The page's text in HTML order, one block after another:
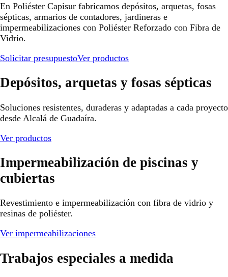
En Poliéster Capisur fabricamos depósitos, arquetas, fosas
sépticas, armarios de contadores, jardineras e
impermeabilizaciones con Poliéster Reforzado con Fibra de
Vidrio.
Solicitar presupuestoVer productos
Depósitos, arquetas y fosas sépticas
Soluciones resistentes, duraderas y adaptadas a cada proyecto
desde Alcalá de Guadaíra.
Ver productos
Impermeabilización de piscinas y
cubiertas
Revestimiento e impermeabilización con fibra de vidrio y
resinas de poliéster.
Ver impermeabilizaciones
Trabajos especiales a medida